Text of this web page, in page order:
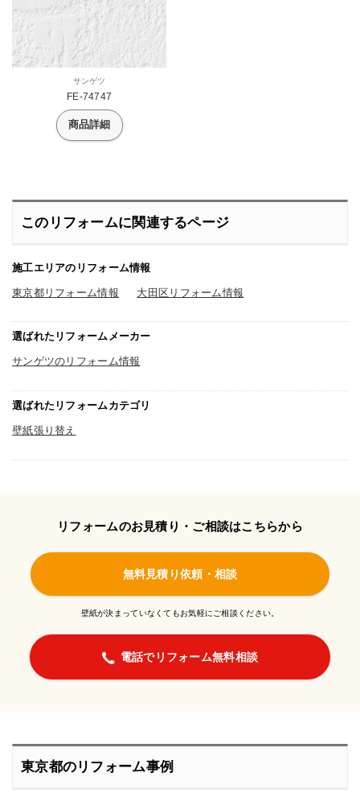
サンゲツ
FE-74747
商品詳細
このリフォームに関連するページ
施工エリアのリフォーム情報
東京都リフォーム情報 大田区リフォーム情報
選ばれたリフォームメーカー
サンゲツのリフォーム情報
選ばれたリフォームカテゴリ
壁紙張り替え
リフォームのお見積り・ご相談はこちらから
無料見積り依頼・相談
壁紙が決まっていなくてもお気軽にご相談ください。
電話でリフォーム無料相談
東京都のリフォーム事例